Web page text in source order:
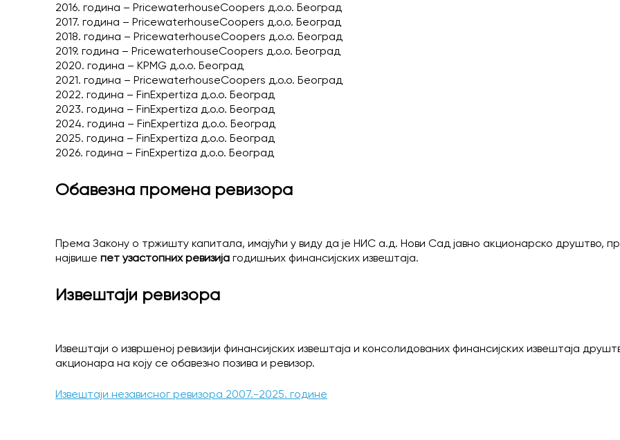
2016. година – PricewaterhouseCoopers д.о.о. Београд
2017. година – PricewaterhouseCoopers д.о.о. Београд
2018. година – PricewaterhouseCoopers д.о.о. Београд
2019. година – PricewaterhouseCoopers д.о.о. Београд
2020. година – KPMG д.о.о. Београд
2021. година – PricewaterhouseCoopers д.о.о. Београд
2022. година – FinExpertiza д.о.о. Београд
2023. година – FinExpertiza д.о.о. Београд
2024. година – FinExpertiza д.о.о. Београд
2025. година – FinExpertiza д.о.о. Београд
2026. година – FinExpertiza д.о.о. Београд
Обавезна промена ревизора
Према Закону о тржишту капитала, имајући у виду да је НИС а.д. Нови Сад јавно акционарско друштво,
највише пет узастопних ревизија годишњих финансијских извештаја.
Извештаји ревизора
Извештаји о извршеној ревизији финансијских извештаја и консолидованих финансијских извештаја
акционара на коју се обавезно позива и ревизор.
Извештаји независног ревизора 2007.-2025. године